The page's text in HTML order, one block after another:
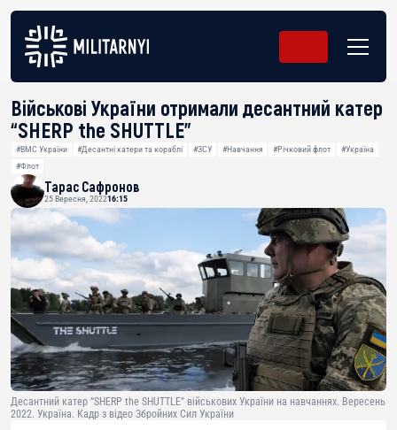
Військові України отримали десантний катер
“SHERP the SHUTTLE”
#ВМС України #Десантні катери та кораблі #ЗСУ #Навчання #Річковий флот
#Україна
#Флот
Тарас Сафронов
25 Вересня, 202216:15
Десантний катер “SHERP the SHUTTLE” військових України на навчаннях. Вересень
2022. Україна. Кадр з відео Збройних Сил України